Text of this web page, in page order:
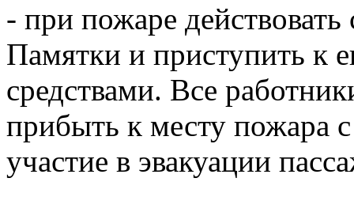
- при пожаре
Памятки и приступить к
средствами. Все
прибыть к месту пожара
участие в эвакуации